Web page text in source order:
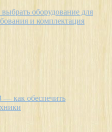
оборудование для
и комплектация
— как обеспечить